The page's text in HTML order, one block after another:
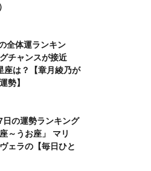
全体運ランキン
チャンスが接近
座は？【章月綾乃が
勢】
日の運勢ランキング
～うお座」 マリ
ェラの【毎日ひと